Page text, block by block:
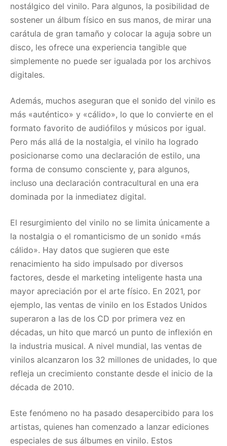
nostálgico del vinilo. Para algunos, la posibilidad de
sostener un álbum físico en sus manos, de mirar una
carátula de gran tamaño y colocar la aguja sobre un
disco, les ofrece una experiencia tangible que
simplemente no puede ser igualada por los archivos
digitales.
Además, muchos aseguran que el sonido del vinilo es
más «auténtico» y «cálido», lo que lo convierte en el
formato favorito de audiófilos y músicos por igual.
Pero más allá de la nostalgia, el vinilo ha logrado
posicionarse como una declaración de estilo, una
forma de consumo consciente y, para algunos,
incluso una declaración contracultural en una era
dominada por la inmediatez digital.
El resurgimiento del vinilo no se limita únicamente a
la nostalgia o el romanticismo de un sonido «más
cálido». Hay datos que sugieren que este
renacimiento ha sido impulsado por diversos
factores, desde el marketing inteligente hasta una
mayor apreciación por el arte físico. En 2021, por
ejemplo, las ventas de vinilo en los Estados Unidos
superaron a las de los CD por primera vez en
décadas, un hito que marcó un punto de inflexión en
la industria musical. A nivel mundial, las ventas de
vinilos alcanzaron los 32 millones de unidades, lo que
refleja un crecimiento constante desde el inicio de la
década de 2010.
Este fenómeno no ha pasado desapercibido para los
artistas, quienes han comenzado a lanzar ediciones
especiales de sus álbumes en vinilo. Estos